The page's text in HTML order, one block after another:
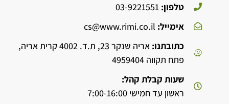
טלפון:03-9221551
אימייל: cs@www.rimi.co.il
כתובתנו:
אריה שנקר 23, ת.ד. 4002 קרית אריה,
פתח תקווה 4959404
שעות קבלת קהל:
ראשון עד חמישי 7:00-16:00